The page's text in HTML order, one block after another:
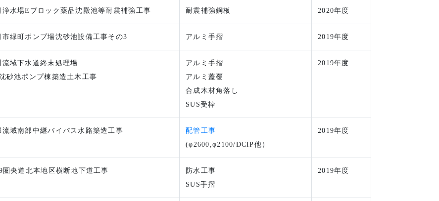
浄水場Eブロック薬品沈殿池等耐震補強工事 耐震補強鋼板 2020年度
市緑町ポンプ場沈砂池設備工事その3 アルミ手摺 2019年度
流域下水道終末処理場
砂池ポンプ棟築造土木工事
アルミ手摺
アルミ蓋覆
合成木材角落し
SUS受枠
2019年度
流域南部中継バイパス水路築造工事
配管工事
(φ2600,φ2100/DCIP他）
2019年度
圏央道北本地区横断地下道工事
防水工事
SUS手摺
2019年度